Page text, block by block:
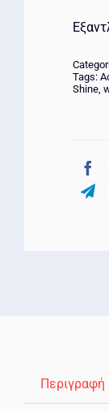
Tags:
Shine,
Περιγραφή